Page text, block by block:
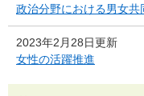
政治分野における男女
2023年2月28日更新
女性の活躍推進